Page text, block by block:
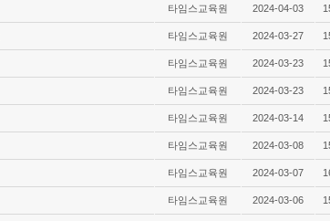
타임스교육원 2024-04-03
타임스교육원 2024-03-27
타임스교육원 2024-03-23
타임스교육원 2024-03-23
타임스교육원 2024-03-14
타임스교육원 2024-03-08
타임스교육원 2024-03-07
타임스교육원 2024-03-06